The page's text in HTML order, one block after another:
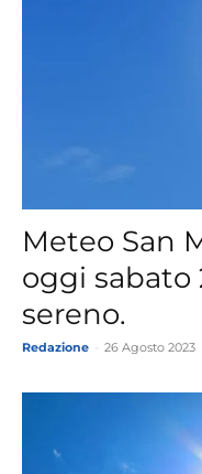
Meteo San
oggi sabato
sereno.
Redazione 26 Agosto 2023